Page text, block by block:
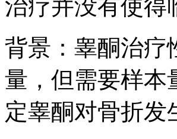
治疗并没有使得
背景：睾酮治疗
量，但需要样本
定睾酮对骨折发